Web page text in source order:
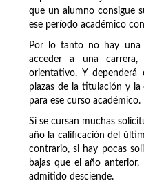
que un alumno consigue
ese período académico
Por lo tanto no hay una
acceder a una carrera,
orientativo. Y
plazas de la titulación y la
para ese curso académico.
Si se cursan muchas
año la calificación del
contrario, si hay pocas
bajas que el año
admitido desciende.